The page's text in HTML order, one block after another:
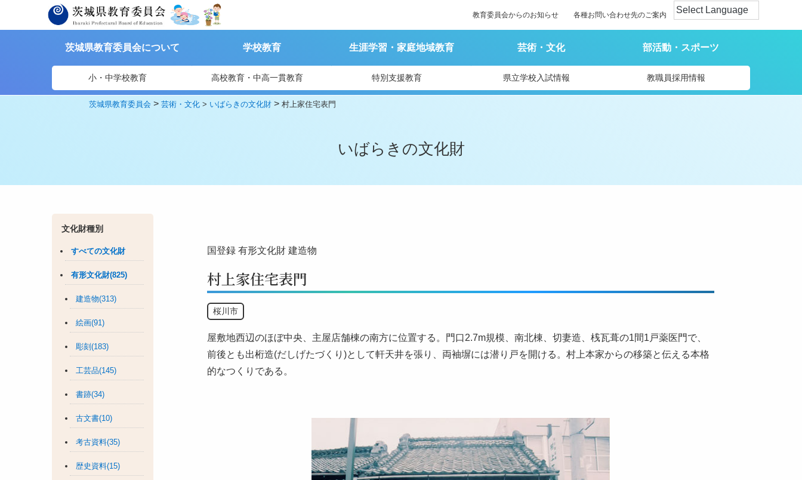
教育委員会からのお知らせ 各種お問い合わせ先のご案内
茨城県教育委員会について 学校教育 生涯学習・家庭地域教育 芸術・文化 部活動・スポーツ
小・中学校教育 高校教育・中高一貫教育 特別支援教育 県立学校入試情報 教職員採用情報
茨城県教育委員会 >芸術・文化 > いばらきの文化財 >村上家住宅表門
いばらきの文化財
文化財種別
すべての文化財
有形文化財(825)
建造物(313)
絵画(91)
彫刻(183)
工芸品(145)
書跡(34)
古文書(10)
考古資料(35)
歴史資料(15)
国登録 有形文化財 建造物
村上家住宅表門
桜川市
屋敷地西辺のほぼ中央、主屋店舗棟の南方に位置する。門口2.7m規模、南北棟、切妻造、桟瓦葺の1間1戸薬医門で、
前後とも出桁造(だしげたづくり)として軒天井を張り、両袖塀には潜り戸を開ける。村上本家からの移築と伝える本格
的なつくりである。